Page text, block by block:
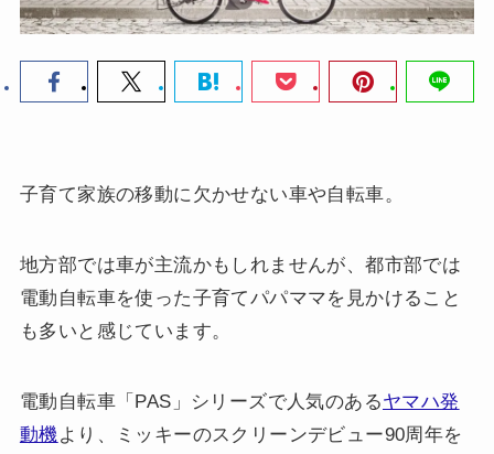
子育て家族の移動に欠かせない車や自転車。
地方部では車が主流かもしれませんが、都市部では
電動自転車を使った子育てパパママを見かけること
も多いと感じています。
電動自転車「PAS」シリーズで人気のあるヤマハ発
動機より、ミッキーのスクリーンデビュー90周年を